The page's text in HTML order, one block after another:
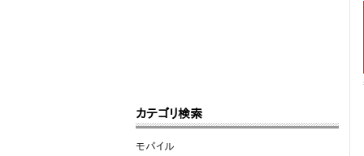
カテゴリ検索
モバイル